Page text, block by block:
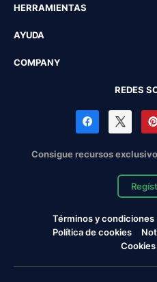
HERRAMIENTAS
AYUDA
COMPANY
REDES
Consigue recursos
Términos y condiciones
Política de cookies